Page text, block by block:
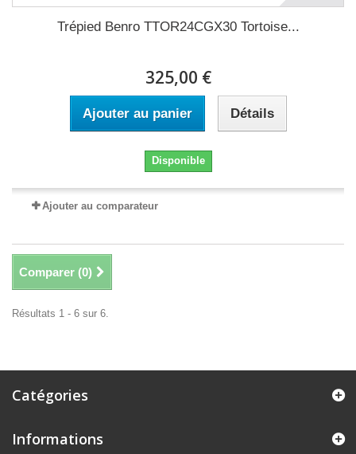
Trépied Benro TTOR24CGX30 Tortoise...
325,00 €
Ajouter au panier Détails
Disponible
Ajouter au comparateur
Comparer (0)
Résultats 1 - 6 sur 6.
Catégories
Informations